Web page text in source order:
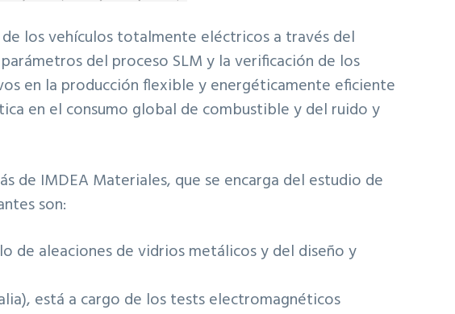
los vehículos totalmente eléctricos a través del
del proceso SLM y la verificación de los
en la producción flexible y energéticamente eficiente
en el consumo global de combustible y del ruido y
de IMDEA Materiales, que se encarga del estudio de
son:
de aleaciones de vidrios metálicos y del diseño y
está a cargo de los tests electromagnéticos